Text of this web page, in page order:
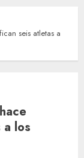
seis atletas a
los